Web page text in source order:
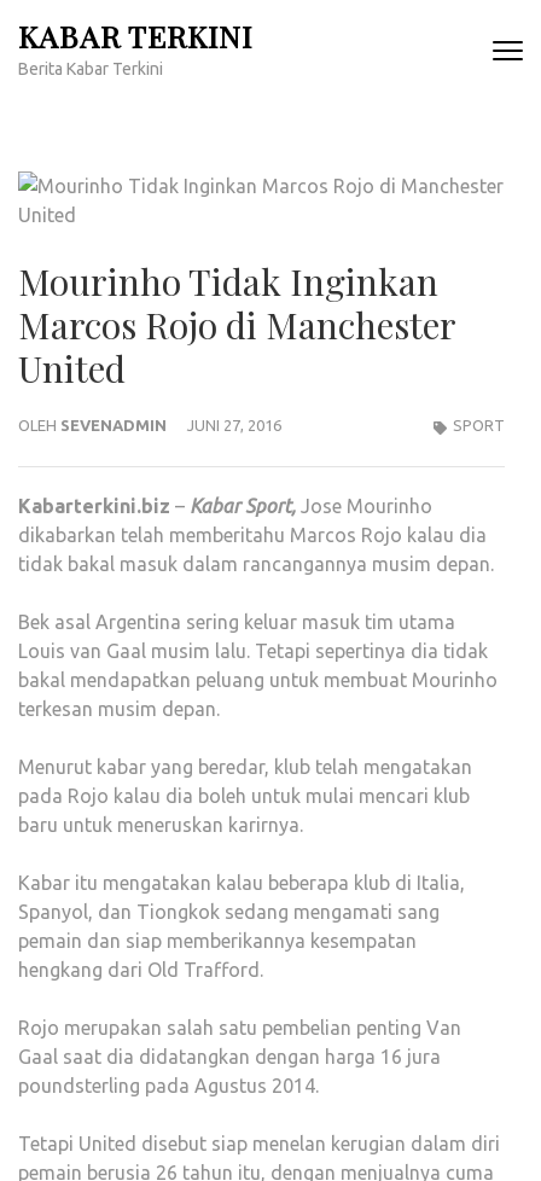
konten
KABAR TERKINI
Berita Kabar Terkini
Mourinho Tidak Inginkan
Marcos Rojo di Manchester
United
OLEH SEVENADMIN JUNI 27, 2016 SPORT
Kabarterkini.biz – Kabar Sport, Jose Mourinho
dikabarkan telah memberitahu Marcos Rojo kalau dia
tidak bakal masuk dalam rancangannya musim depan.
Bek asal Argentina sering keluar masuk tim utama
Louis van Gaal musim lalu. Tetapi sepertinya dia tidak
bakal mendapatkan peluang untuk membuat Mourinho
terkesan musim depan.
Menurut kabar yang beredar, klub telah mengatakan
pada Rojo kalau dia boleh untuk mulai mencari klub
baru untuk meneruskan karirnya.
Kabar itu mengatakan kalau beberapa klub di Italia,
Spanyol, dan Tiongkok sedang mengamati sang
pemain dan siap memberikannya kesempatan
hengkang dari Old Trafford.
Rojo merupakan salah satu pembelian penting Van
Gaal saat dia didatangkan dengan harga 16 jura
poundsterling pada Agustus 2014.
Tetapi United disebut siap menelan kerugian dalam diri
pemain berusia 26 tahun itu, dengan menjualnya cuma